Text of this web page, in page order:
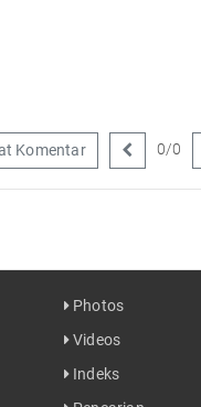
Komentar 0/0
Photos
Videos
Indeks